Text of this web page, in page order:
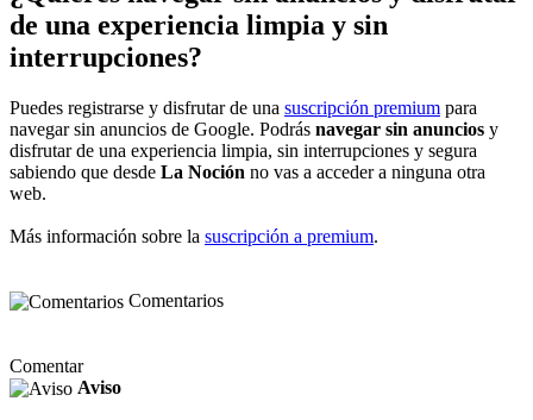
de una experiencia limpia y sin
interrupciones?
Puedes registrarse y disfrutar de una suscripción premium para
navegar sin anuncios de Google. Podrás navegar sin anuncios y
disfrutar de una experiencia limpia, sin interrupciones y segura
sabiendo que desde La Noción no vas a acceder a ninguna otra
web.
Más información sobre la suscripción a premium.
Comentarios
Comentar
Aviso